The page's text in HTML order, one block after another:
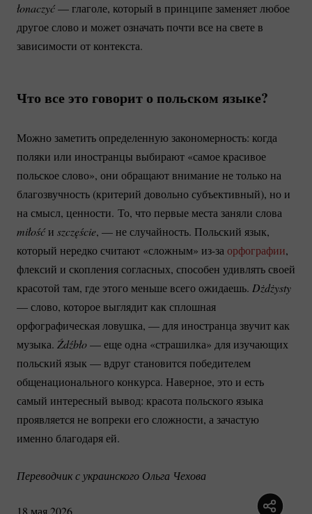
łonaczyć— глаголе, который в принципе заменяет любое
другое слово и может означать почти все на свете в
зависимости от контекста.
Что все это говорит о польском языке?
Можно заметить определенную закономерность: когда
поляки или иностранцы выбирают «самое красивое
польское слово», они обращают внимание не только на
благозвучность (критерий довольно субъективный), но и
на смысл, ценности. То, что первые места заняли слова
miłośćи szczęście, — не случайность. Польский язык,
который нередко считают «сложным» из-за орфографии,
флексий и скопления согласных, способен удивлять своей
красотой там, где этого меньше всего ожидаешь. Dżdżysty
— слово, которое выглядит как сплошная
орфографическая ловушка, — для иностранца звучит как
музыка. Źdźbło— еще одна «страшилка» для изучающих
польский язык — вдруг становится победителем
общенационального конкурса. Наверное, это и есть
самый интересный вывод: красота польского языка
проявляется не вопреки его сложности, а зачастую
именно благодаря ей.
Переводчик с украинского Ольга Чехова
18 мая 2026